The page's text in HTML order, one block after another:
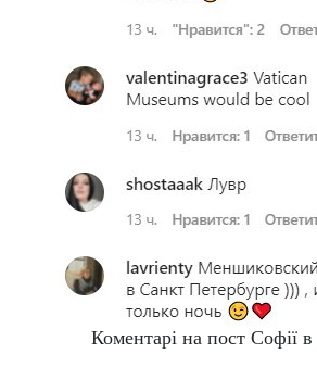
Коментарі на пост Софії